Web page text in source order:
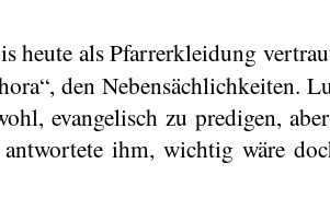
heute als Pfarrerkleidung
“, den Nebensächlichkeiten.
evangelisch zu predigen,
ihm, wichtig wäre